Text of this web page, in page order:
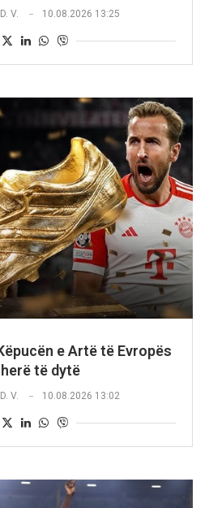
D. V. 10.08.2026 13:25
e Artë të Evropës
të dytë
D. V. 10.08.2026 13:02